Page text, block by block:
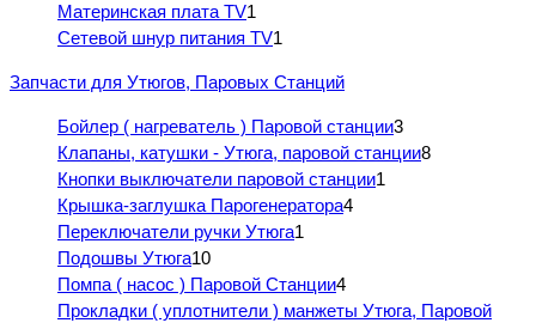
Материнская плата TV1
Сетевой шнур питания TV1
Запчасти для Утюгов, Паровых Станций
Бойлер ( нагреватель ) Паровой станции3
Клапаны, катушки - Утюга, паровой станции8
Кнопки выключатели паровой станции1
Крышка-заглушка Парогенератора4
Переключатели ручки Утюга1
Подошвы Утюга10
Помпа ( насос ) Паровой Станции4
Прокладки ( уплотнители ) манжеты Утюга, Паровой